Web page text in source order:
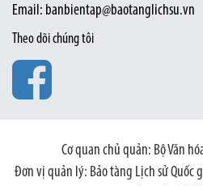
Email: banbientap@baotanglichsu.vn
Theo dõi chúng tôi
Cơ quan chủ quản: Bộ Văn
Đơn vị quản lý: Bảo tàng Lịch sử Quốc